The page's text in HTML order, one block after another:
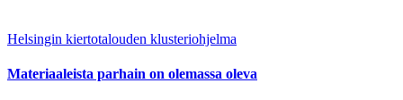
Helsingin kiertotalouden klusteriohjelma
Materiaaleista parhain on olemassa oleva